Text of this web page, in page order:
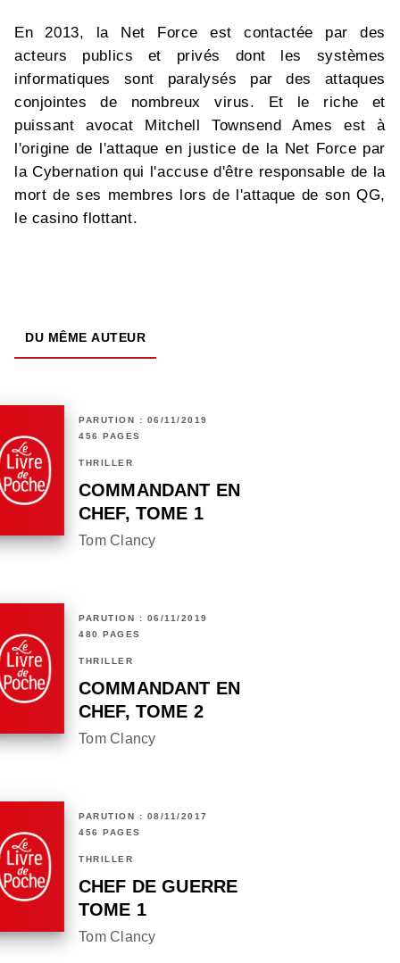
En 2013, la Net Force est contactée par des
acteurs publics et privés dont les systèmes
informatiques sont paralysés par des attaques
conjointes de nombreux virus. Et le riche et
puissant avocat Mitchell Townsend Ames est à
l'origine de l'attaque en justice de la Net Force par
la Cybernation qui l'accuse d'être responsable de la
mort de ses membres lors de l'attaque de son QG,
le casino flottant.
DU MÊME AUTEUR
PARUTION : 06/11/2019
456 PAGES
THRILLER
COMMANDANT EN
CHEF, TOME 1
Tom Clancy
PARUTION : 06/11/2019
480 PAGES
THRILLER
COMMANDANT EN
CHEF, TOME 2
Tom Clancy
PARUTION : 08/11/2017
456 PAGES
THRILLER
CHEF DE GUERRE
TOME 1
Tom Clancy